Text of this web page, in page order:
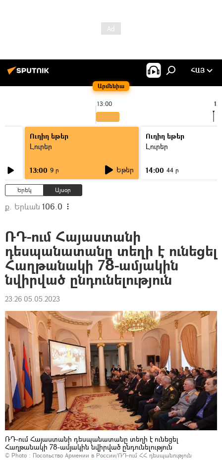
Արմենիա
ՀԱՅ
13:00
Ուղիղ եթեր
Լուրեր
13:00 9 ր Եթեր
Ուղիղ եթեր
Լուրեր
14:00 44 ր
Երեկ Այսօր
ք. Երևան 106.0
ՌԴ-ում Հայաստանի
դեսպանատանը տեղի է ունեցել
Հաղթանակի 78-ամյակին
նվիրված ընդունելություն
23:26 05.05.2023
ՌԴ-ում Հայաստանի դեսպանատանը տեղի է ունեցել
Հաղթանակի 78-ամյակին նվիրված ընդունելություն
© Photo : Посольство Армении в России/ՌԴ-ում ՀՀ դեսպանություն